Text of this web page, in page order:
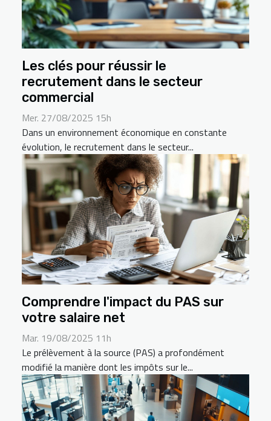
Les clés pour réussir le
recrutement dans le secteur
commercial
Mer. 27/08/2025 15h
Dans un environnement économique en constante
évolution, le recrutement dans le secteur...
Comprendre l'impact du PAS sur
votre salaire net
Mar. 19/08/2025 11h
Le prélèvement à la source (PAS) a profondément
modifié la manière dont les impôts sur le...